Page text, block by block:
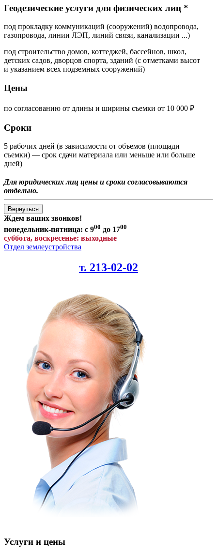
Геодезические услуги для физических лиц *
под прокладку коммуникаций (сооружений) водопровода,
газопровода, линии ЛЭП, линий связи, канализации ...)
под строительство домов, коттеджей, бассейнов, школ,
детских садов, дворцов спорта, зданий (с отметками высот
и указанием всех подземных сооружений)
Цены
по согласованию от длины и ширины съемки от 10 000 ₽
Сроки
5 рабочих дней (в зависимости от объемов (площади
съемки) — срок сдачи материала или меньше или больше
дней)
Для юридических лиц цены и сроки согласовываются
отдельно.
Ждем ваших звонков!
понедельник-пятница: с 900 до 1700
суббота, воскресенье: выходные
Отдел землеустройства
т. 213-02-02
Услуги и цены